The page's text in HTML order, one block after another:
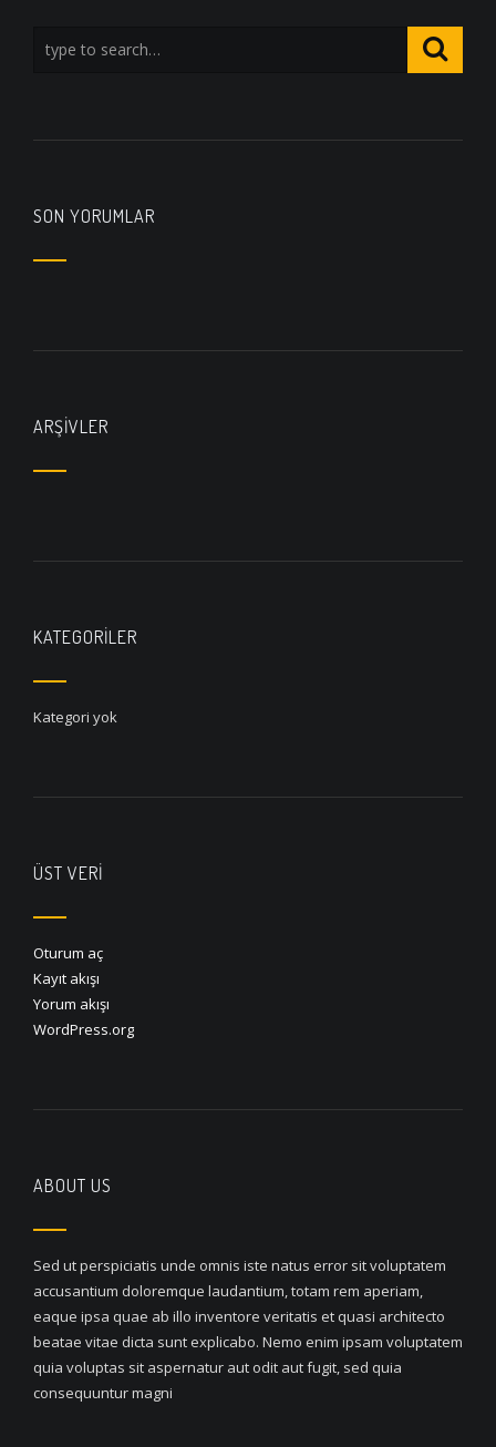
SON YORUMLAR
ARŞIVLER
KATEGORILER
Kategori yok
ÜST VERI
Oturum aç
Kayıt akışı
Yorum akışı
WordPress.org
ABOUT US
Sed ut perspiciatis unde omnis iste natus error sit voluptatem
accusantium doloremque laudantium, totam rem aperiam,
eaque ipsa quae ab illo inventore veritatis et quasi architecto
beatae vitae dicta sunt explicabo. Nemo enim ipsam voluptatem
quia voluptas sit aspernatur aut odit aut fugit, sed quia
consequuntur magni